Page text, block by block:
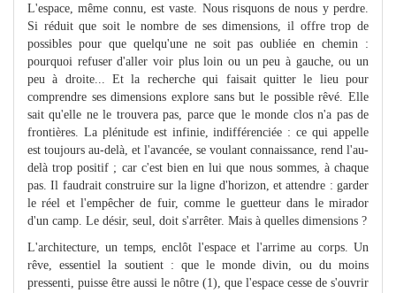
L'espace, même connu, est vaste. Nous risquons de nous y perdre.
Si réduit que soit le nombre de ses dimensions, il offre trop de
possibles pour que quelqu'une ne soit pas oubliée en chemin :
pourquoi refuser d'aller voir plus loin ou un peu à gauche, ou un
peu à droite... Et la recherche qui faisait quitter le lieu pour
comprendre ses dimensions explore sans but le possible rêvé. Elle
sait qu'elle ne le trouvera pas, parce que le monde clos n'a pas de
frontières. La plénitude est infinie, indifférenciée : ce qui appelle
est toujours au-delà, et l'avancée, se voulant connaissance, rend l'au-
delà trop positif ; car c'est bien en lui que nous sommes, à chaque
pas. Il faudrait construire sur la ligne d'horizon, et attendre : garder
le réel et l'empêcher de fuir, comme le guetteur dans le mirador
d'un camp. Le désir, seul, doit s'arrêter. Mais à quelles dimensions ?
L'architecture, un temps, enclôt l'espace et l'arrime au corps. Un
rêve, essentiel la soutient : que le monde divin, ou du moins
pressenti, puisse être aussi le nôtre (1), que l'espace cesse de s'ouvrir